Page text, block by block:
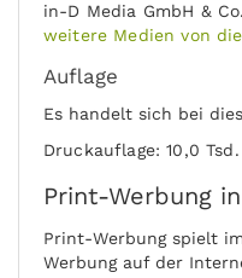
in-D Media GmbH &
weitere Medien von
Auflage
Es handelt sich bei
Druckauflage: 10,0
Print-Werbung
Print-Werbung spielt
Werbung auf der